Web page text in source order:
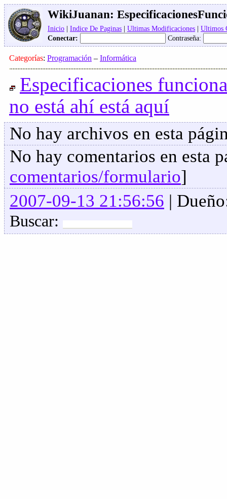
WikiJuanan:
Inicio | Indice De Paginas | Ultimas Modificaciones | Ultimos
Conectar:
Contraseña:
Categorías: Programación – Informática
Especificaciones
no está ahí está aquí
No hay archivos en esta
No hay comentarios en esta
comentarios/formulario]
2007-09-13 21:56:56 |
Buscar: